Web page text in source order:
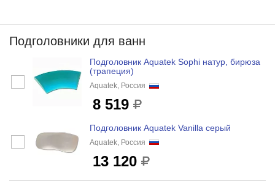
Подголовники для ванн
Подголовник Aquatek Sophi натур, бирюза
(трапеция)
Aquatek, Россия
8 519
Подголовник Aquatek Vanilla серый
Aquatek, Россия
13 120